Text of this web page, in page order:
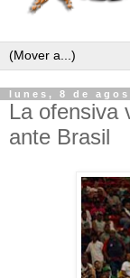
lunes, 8 de
La ofensiva
ante Brasil